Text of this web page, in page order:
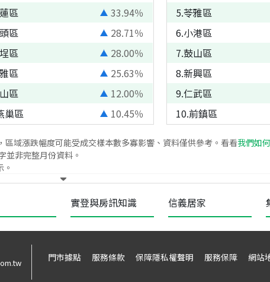
區 33.94％
區 28.71％
區 28.00％
區 25.63％
區 12.00％
巢區 10.45％
5.苓雅區
6.小港區
7.鼓山區
8.新興區
9.仁武區
10.前鎮區
區域漲跌幅度可能受成交樣本數多寡影響、資料僅供參考。看看我們如
並非完整月份資料。
實登與房訊知識 信義居家
門市據點 服務條款 保障隱私權聲明 服務保障 網站